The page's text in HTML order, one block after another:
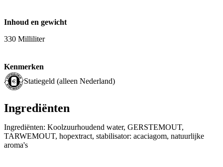
Inhoud en gewicht
330 Milliliter
Kenmerken
Statiegeld (alleen Nederland)
Ingrediënten
Ingrediënten: Koolzuurhoudend water, GERSTEMOUT,
TARWEMOUT, hopextract, stabilisator: acaciagom, natuurlijke
aroma's